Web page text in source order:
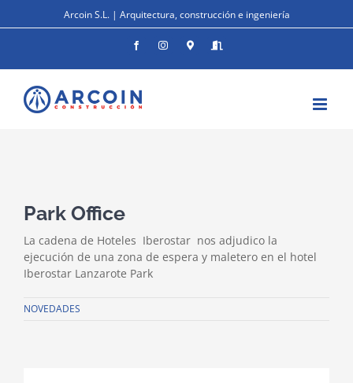
al
Arcoin S.L. | Arquitectura, construcción e ingeniería
FacebookInstagramDondeEntrar
más
grande
Park Office
La cadena de Hoteles Iberostar nos adjudico la
ejecución de una zona de espera y maletero en el hotel
Iberostar Lanzarote Park
NOVEDADES